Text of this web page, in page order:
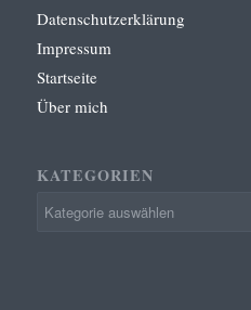
Datenschutzerklärung
Impressum
Startseite
Über mich
KATEGORIEN